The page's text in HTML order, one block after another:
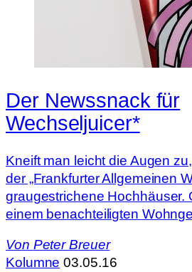
Der Newssnack für
Wechseljuicer*
Kneift man leicht die Augen
der „Frankfurter Allgemeinen
graugestrichene Hochhäuser.
einem benachteiligten
Von Peter Breuer
Kolumne 03.05.16